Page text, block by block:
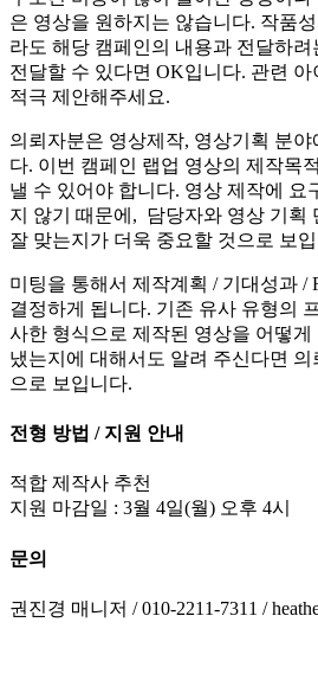
은 영상을 원하지는 않습니다. 작품
라도 해당 캠페인의 내용과 전달하
전달할 수 있다면 OK입니다. 관련
적극 제안해주세요.
의뢰자분은 영상제작, 영상기획 분야
다. 이번 캠페인 랩업 영상의 제작목
낼 수 있어야 합니다. 영상 제작에 요
지 않기 때문에, 담당자와 영상 기획
잘 맞는지가 더욱 중요할 것으로 보
미팅을 통해서 제작계획 / 기대성과 /
결정하게 됩니다. 기존 유사 유형의
사한 형식으로 제작된 영상을 어떻
냈는지에 대해서도 알려 주신다면
으로 보입니다.
전형 방법 / 지원 안내
적합 제작사 추천
지원 마감일 : 3월 4일(월) 오후 4시
문의
권진경 매니저 / 010-2211-7311 /